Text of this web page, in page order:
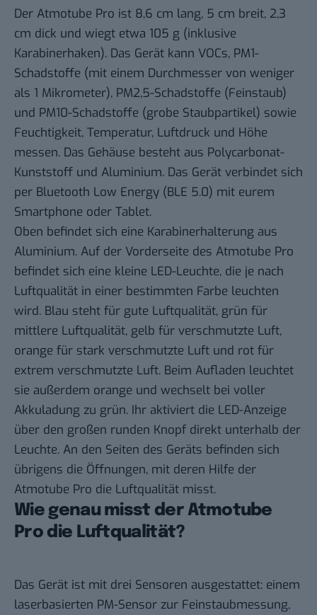
Der Atmotube Pro ist 8,6 cm lang, 5 cm breit, 2,3
cm dick und wiegt etwa 105 g (inklusive
Karabinerhaken). Das Gerät kann VOCs, PM1-
Schadstoffe (mit einem Durchmesser von weniger
als 1 Mikrometer), PM2,5-Schadstoffe (Feinstaub)
und PM10-Schadstoffe (grobe Staubpartikel) sowie
Feuchtigkeit, Temperatur, Luftdruck und Höhe
messen. Das Gehäuse besteht aus Polycarbonat-
Kunststoff und Aluminium. Das Gerät verbindet sich
per Bluetooth Low Energy (BLE 5.0) mit eurem
Smartphone oder Tablet.
Oben befindet sich eine Karabinerhalterung aus
Aluminium. Auf der Vorderseite des Atmotube Pro
befindet sich eine kleine LED-Leuchte, die je nach
Luftqualität in einer bestimmten Farbe leuchten
wird. Blau steht für gute Luftqualität, grün für
mittlere Luftqualität, gelb für verschmutzte Luft,
orange für stark verschmutzte Luft und rot für
extrem verschmutzte Luft. Beim Aufladen leuchtet
sie außerdem orange und wechselt bei voller
Akkuladung zu grün. Ihr aktiviert die LED-Anzeige
über den großen runden Knopf direkt unterhalb der
Leuchte. An den Seiten des Geräts befinden sich
übrigens die Öffnungen, mit deren Hilfe der
Atmotube Pro die Luftqualität misst.
Wie genau misst der Atmotube
Pro die Luftqualität?
Das Gerät ist mit drei Sensoren ausgestattet: einem
laserbasierten PM-Sensor zur Feinstaubmessung,